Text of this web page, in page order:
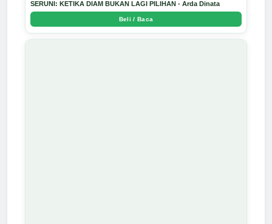
SERUNI: KETIKA DIAM BUKAN LAGI PILIHAN - Arda Dinata
Beli / Baca